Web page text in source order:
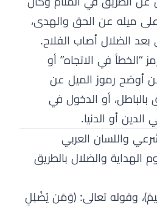
ميله عن الحق والهدى،
الضلال أصاب الفلاح.
في الاتجاه” أو
أوضح رموز الميل عن
بالباطل، أو الدخول في
أو الدنيا.
واللسان العربي
الهداية والضلال بالطريق
وقوله تعالى: ﴿وَمَن يُضْلِلِ